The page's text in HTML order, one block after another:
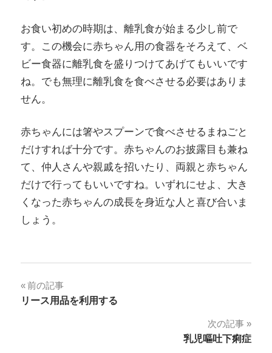
お食い初めの時期は、離乳食が始まる少し前で
す。この機会に赤ちゃん用の食器をそろえて、ベ
ビー食器に離乳食を盛りつけてあげてもいいです
ね。でも無理に離乳食を食べさせる必要はありま
せん。
赤ちゃんには箸やスプーンで食べさせるまねごと
だけすれば十分です。赤ちゃんのお披露目も兼ね
て、仲人さんや親戚を招いたり、両親と赤ちゃん
だけで行ってもいいですね。いずれにせよ、大き
くなった赤ちゃんの成長を身近な人と喜び合いま
しょう。
投
前の記事
リース用品を利用する
次の記事
乳児嘔吐下痢症